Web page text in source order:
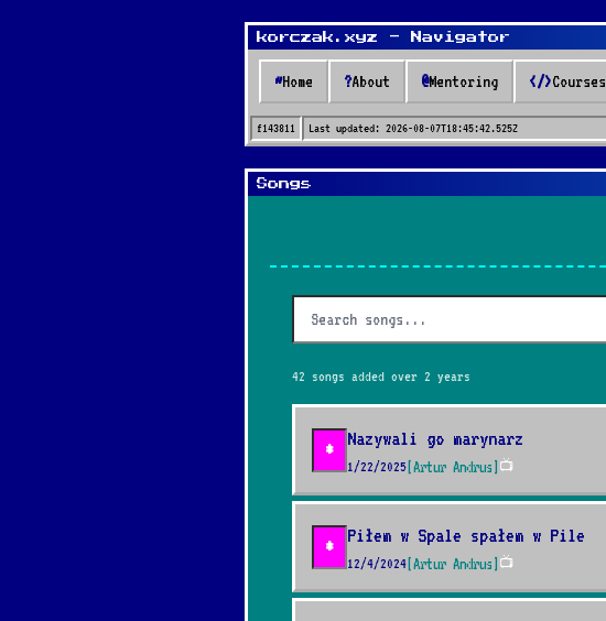
korczak.xyz - Navigator
~Home ?About @Mentoring </>Courses
f143811 Last updated: 2026-08-07T18:45:42.525Z
Songs
42 songs added over 2 years
* Nazywali go marynarz
1/22/2025 [Artur Andrus] 📺
* Piłem w Spale spałem w Pile
12/4/2024 [Artur Andrus] 📺